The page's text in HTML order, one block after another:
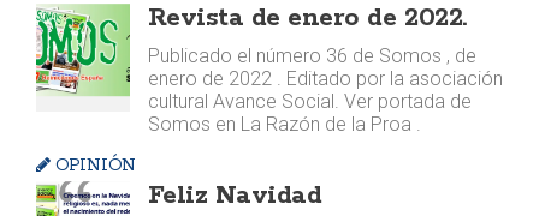
Revista de enero de 2022.
Publicado el número 36 de Somos , de
enero de 2022 . Editado por la asociación
cultural Avance Social. Ver portada de
Somos en La Razón de la Proa .
OPINIÓN
Feliz Navidad